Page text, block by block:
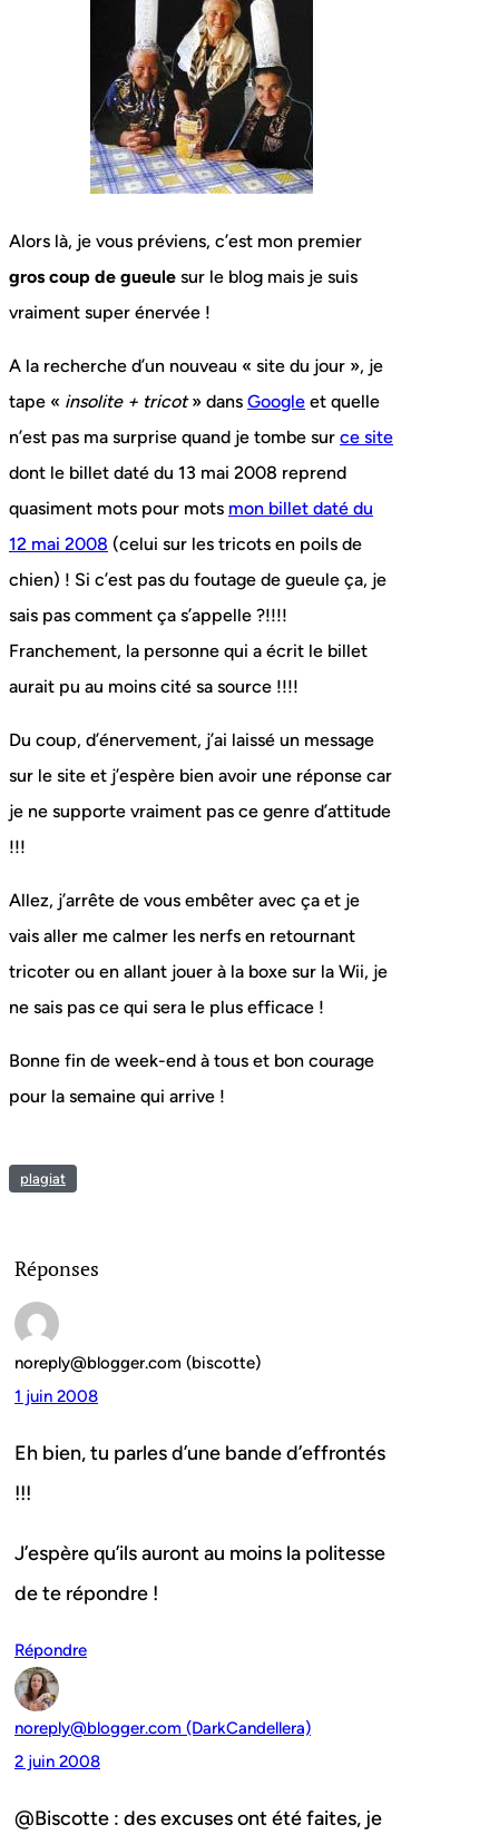
Alors là, je vous préviens, c’est mon premier
gros coup de gueule sur le blog mais je suis
vraiment super énervée !
A la recherche d’un nouveau « site du jour », je
tape « insolite + tricot» dans Google et quelle
n’est pas ma surprise quand je tombe sur ce site
dont le billet daté du 13 mai 2008 reprend
quasiment mots pour mots mon billet daté du
12 mai 2008 (celui sur les tricots en poils de
chien) ! Si c’est pas du foutage de gueule ça, je
sais pas comment ça s’appelle ?!!!!
Franchement, la personne qui a écrit le billet
aurait pu au moins cité sa source !!!!
Du coup, d’énervement, j’ai laissé un message
sur le site et j’espère bien avoir une réponse car
je ne supporte vraiment pas ce genre d’attitude
!!!
Allez, j’arrête de vous embêter avec ça et je
vais aller me calmer les nerfs en retournant
tricoter ou en allant jouer à la boxe sur la Wii, je
ne sais pas ce qui sera le plus efficace !
Bonne fin de week-end à tous et bon courage
pour la semaine qui arrive !
plagiat
Réponses
noreply@blogger.com (biscotte)
1 juin 2008
Eh bien, tu parles d’une bande d’effrontés
!!!
J’espère qu’ils auront au moins la politesse
de te répondre !
Répondre
noreply@blogger.com (DarkCandellera)
2 juin 2008
@Biscotte : des excuses ont été faites, je